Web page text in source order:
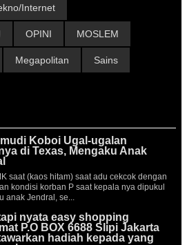
Internet
OPINI MOSLEM
Megapolitan Sains
Koboi Ugal-ugalan
di Texas, Mengaku Anak
saat (kaos hitam) saat adu cekcok dengan
kondisi korban P saat kepala nya dipukul
anak Jendral, se...
nyata easy shopping
P.O BOX 6688 Slipi Jakarta
hadiah kepada yang